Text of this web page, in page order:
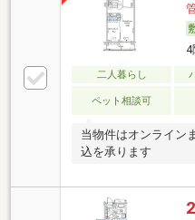
4
二人暮らし
ペット相談可
当物件はオンライン
込を承ります